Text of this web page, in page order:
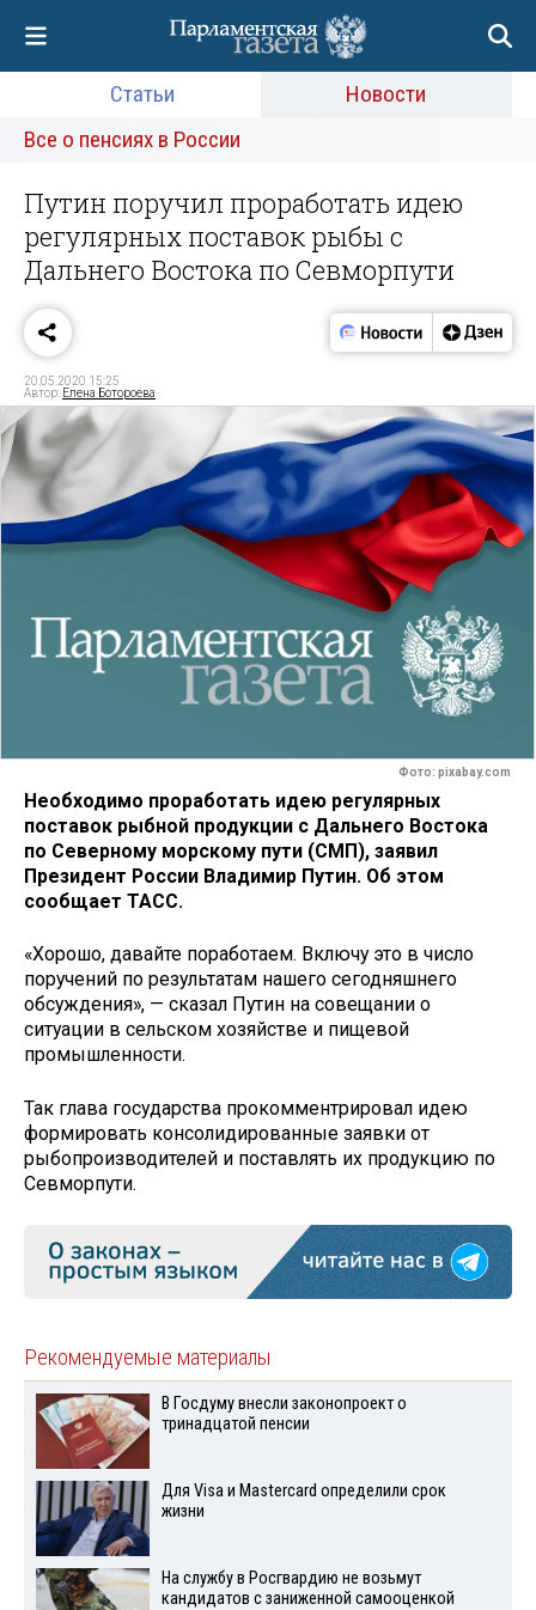
Статьи
Новости
Все о пенсиях в России
Путин поручил проработать идею
регулярных поставок рыбы с
Дальнего Востока по Севморпути
20.05.2020 15:25
Автор: Елена Ботороева
Фото: pixabay.com
Необходимо проработать идею регулярных
поставок рыбной продукции с Дальнего Востока
по Северному морскому пути (СМП), заявил
Президент России Владимир Путин. Об этом
сообщает ТАСС.
«Хорошо, давайте поработаем. Включу это в число
поручений по результатам нашего сегодняшнего
обсуждения», — сказал Путин на совещании о
ситуации в сельском хозяйстве и пищевой
промышленности.
Так глава государства прокомментрировал идею
формировать консолидированные заявки от
рыбопроизводителей и поставлять их продукцию по
Севморпути.
Рекомендуемые материалы
В Госдуму внесли законопроект о
тринадцатой пенсии
Для Visа и Mastercard определили срок
жизни
На службу в Росгвардию не возьмут
кандидатов с заниженной самооценкой